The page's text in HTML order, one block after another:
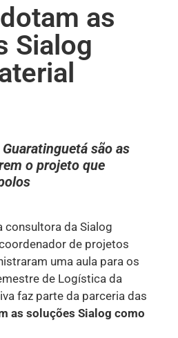
as
Sialog
são as
o projeto que
consultora da Sialog
de projetos
uma aula para os
de Logística da
faz parte da parceria das
as soluções Sialog como